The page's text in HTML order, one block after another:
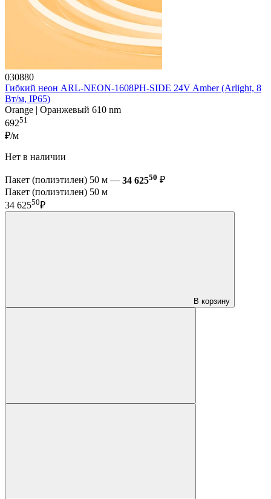
030880
Гибкий неон ARL-NEON-1608PH-SIDE 24V Amber (Arlight, 8
Вт/м, IP65)
Orange | Оранжевый 610 nm
69251
₽/м
Нет в наличии
Пакет (полиэтилен) 50 м — 34 62550 ₽
Пакет (полиэтилен) 50 м
34 62550₽
В корзину